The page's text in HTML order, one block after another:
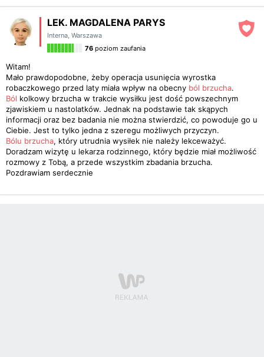
LEK. MAGDALENA PARYS
Interna, Warszawa
76 poziom zaufania
Witam!
Mało prawdopodobne, żeby operacja usunięcia wyrostka
robaczkowego przed laty miała wpływ na obecny ból brzucha.
Ból kolkowy brzucha w trakcie wysiłku jest dość powszechnym
zjawiskiem u nastolatków. Jednak na podstawie tak skąpych
informacji oraz bez badania nie można stwierdzić, co powoduje go u
Ciebie. Jest to tylko jedna z szeregu możliwych przyczyn.
Bólu brzucha, który utrudnia wysiłek nie należy lekceważyć.
Doradzam wizytę u lekarza rodzinnego, który będzie miał możliwość
rozmowy z Tobą, a przede wszystkim zbadania brzucha.
Pozdrawiam serdecznie